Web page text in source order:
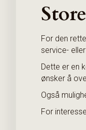
For den
service-
Dette er en
ønsker å
Også
For